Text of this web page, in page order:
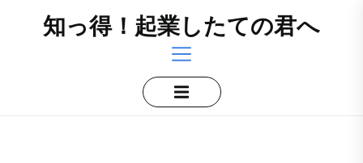
知っ得！起業したての君へ